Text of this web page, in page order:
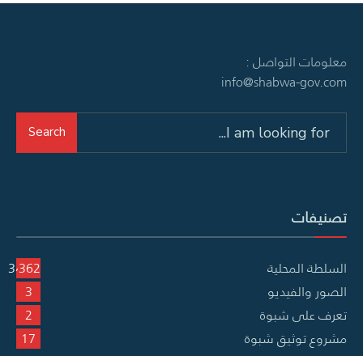
معلومات التواصل :
info@shabwa-gov.com
Search
تصنيفات
السلطة المحلية
3٬362
الصور والفيديو
3
تعرف على شبوة
2
مشروع توثيق شبوة
17